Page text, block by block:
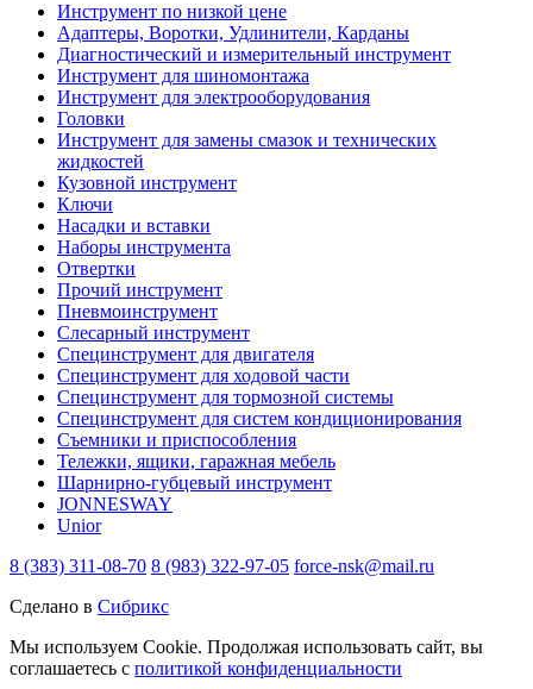
Инструмент по низкой цене
Адаптеры, Воротки, Удлинители, Карданы
Диагностический и измерительный инструмент
Инструмент для шиномонтажа
Инструмент для электрооборудования
Головки
Инструмент для замены смазок и технических
жидкостей
Кузовной инструмент
Ключи
Насадки и вставки
Наборы инструмента
Отвертки
Прочий инструмент
Пневмоинструмент
Слесарный инструмент
Специнструмент для двигателя
Специнструмент для ходовой части
Специнструмент для тормозной системы
Специнструмент для систем кондиционирования
Съемники и приспособления
Тележки, ящики, гаражная мебель
Шарнирно-губцевый инструмент
JONNESWAY
Unior
8 (383) 311-08-70 8 (983) 322-97-05 force-nsk@mail.ru
Сделано в Сибрикс
Мы используем Cookie. Продолжая использовать сайт, вы
соглашаетесь с политикой конфиденциальности